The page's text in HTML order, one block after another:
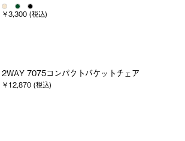
￥3,300 (税込)
2WAY 7075コンパクトバケットチェア
￥12,870 (税込)